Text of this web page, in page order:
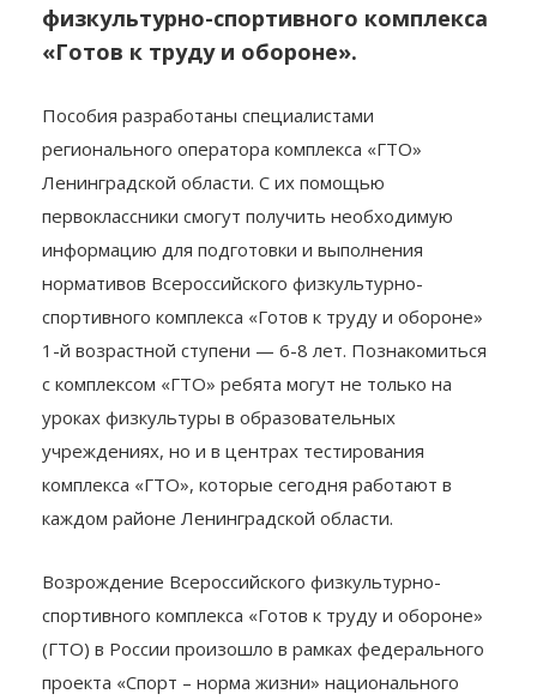
физкультурно-спортивного комплекса
«Готов к труду и обороне».
Пособия разработаны специалистами
регионального оператора комплекса «ГТО»
Ленинградской области. С их помощью
первоклассники смогут получить необходимую
информацию для подготовки и выполнения
нормативов Всероссийского физкультурно-
спортивного комплекса «Готов к труду и обороне»
1-й возрастной ступени — 6-8 лет. Познакомиться
с комплексом «ГТО» ребята могут не только на
уроках физкультуры в образовательных
учреждениях, но и в центрах тестирования
комплекса «ГТО», которые сегодня работают в
каждом районе Ленинградской области.
Возрождение Всероссийского физкультурно-
спортивного комплекса «Готов к труду и обороне»
(ГТО) в России произошло в рамках федерального
проекта «Спорт – норма жизни» национального